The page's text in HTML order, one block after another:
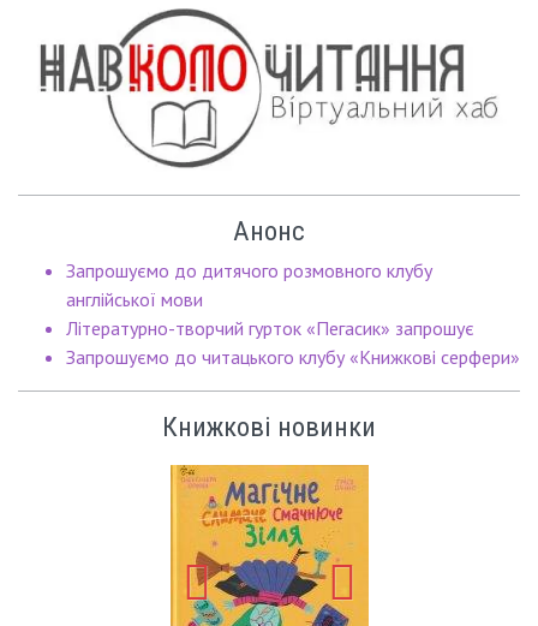
Анонс
Запрошуємо до дитячого розмовного клубу
англійської мови
Літературно-творчий гурток «Пегасик» запрошує
Запрошуємо до читацького клубу «Книжкові серфери»
Книжкові новинки